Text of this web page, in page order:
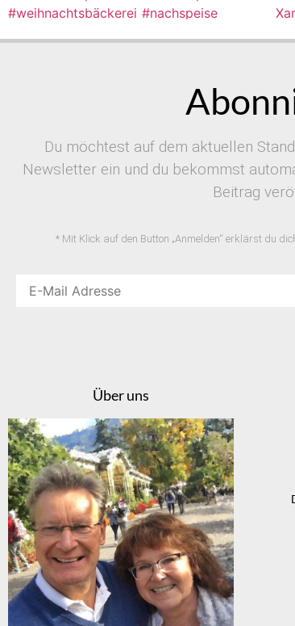
Du möchtest auf dem aktuellen
Newsletter ein und du bekommst
Beitrag
* Mit Klick auf den Button „Anmelden“ erklärst du
Über uns